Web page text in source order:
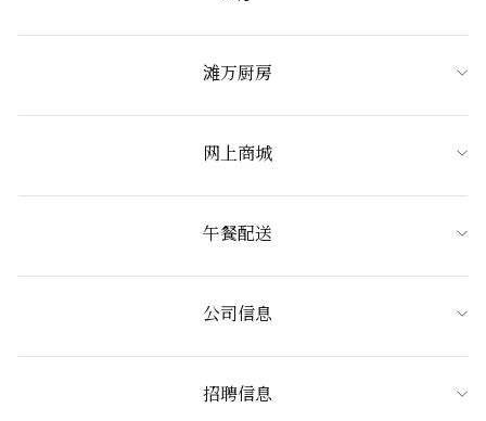
滩万厨房
网上商城
午餐配送
公司信息
招聘信息